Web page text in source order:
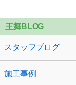
王舞BLOG
スタッフブログ
施工事例